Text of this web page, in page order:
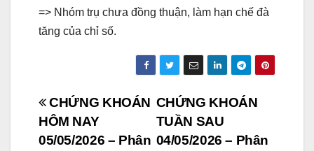
=> Nhóm trụ chưa đồng thuận, làm hạn chế đà
tăng của chỉ số.
Post
navigation
CHỨNG KHOÁN
TUẦN SAU
04/05/2026 – Phân
CHỨNG KHOÁN
HÔM NAY
05/05/2026 – Phân